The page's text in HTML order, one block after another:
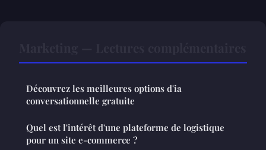
Découvrez les meilleures options d'ia
conversationnelle gratuite
Quel est l'intérêt d'une plateforme de logistique
pour un site e-commerce ?